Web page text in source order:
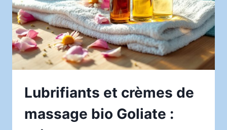
Lubrifiants et crèmes de
massage bio Goliate :